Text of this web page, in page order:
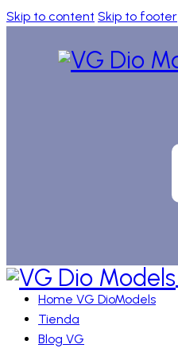
Skip to content Skip to footer
Home VG DioModels
Tienda
Blog VG